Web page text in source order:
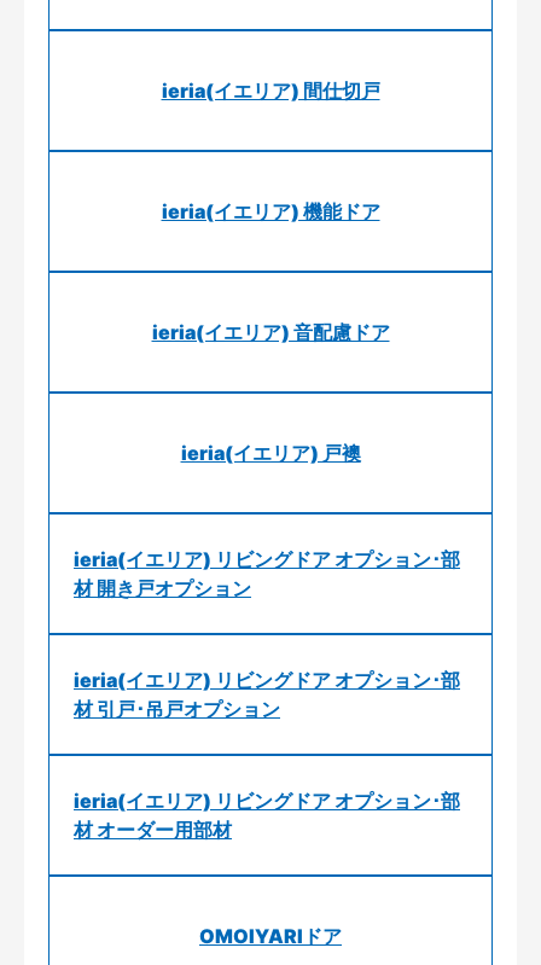
ieria(イエリア) 間仕切戸
ieria(イエリア) 機能ドア
ieria(イエリア) 音配慮ドア
ieria(イエリア) 戸襖
ieria(イエリア) リビングドア オプション･部
材 開き戸オプション
ieria(イエリア) リビングドア オプション･部
材 引戸･吊戸オプション
ieria(イエリア) リビングドア オプション･部
材 オーダー用部材
OMOIYARIドア